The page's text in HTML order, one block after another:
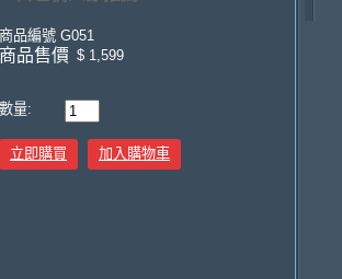
商品編號 G051
商品售價 $ 1,599
數量:
立即購買 加入購物車